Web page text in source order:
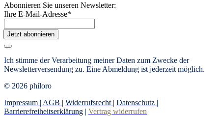
Abonnieren Sie unseren Newsletter:
Ihre E-Mail-Adresse*
Jetzt abonnieren
Ich stimme der Verarbeitung meiner Daten zum Zwecke der
Newsletterversendung zu. Eine Abmeldung ist jederzeit möglich.
© 2026 philoro
Impressum | AGB | Widerrufsrecht | Datenschutz |
Barrierefreiheitserklärung | Vertrag widerrufen